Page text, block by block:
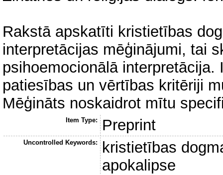
Rakstā apskatīti kristietības
interpretācijas mēģinājumi, tai
psihoemocionālā
patiesības un vērtības kritēriji
Mēģināts noskaidrot mītu
Item Type: Preprint
Uncontrolled Keywords:
kristietības
apokalipse